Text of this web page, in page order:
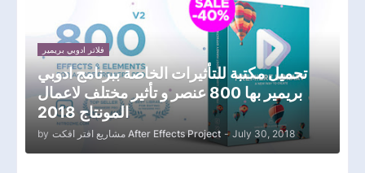
فلاتر ادوبي بريمير
تحميل مكتبة للتأثيرات الخاصة ببرنامج ادوبي
بريمير بها 800 عنصر و تأثير مختلف لاعمال
المونتاج 2018
by مشاريع افتر افكت After Effects Project - July 30, 2018